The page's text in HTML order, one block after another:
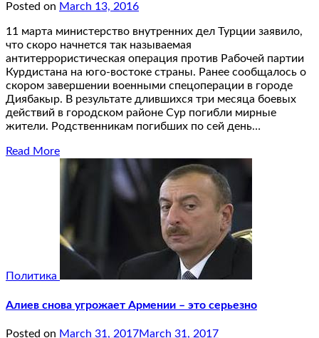
Posted on March 13, 2016
11 марта министерство внутренних дел Турции заявило,
что скоро начнется так называемая
антитеррористическая операция против Рабочей партии
Курдистана на юго-востоке страны. Ранее сообщалось о
скором завершении военными спецоперации в городе
Диябакыр. В результате длившихся три месяца боевых
действий в городском районе Сур погибли мирные
жители. Родственникам погибших по сей день…
Read More
Политика
Алиев снова угрожает Армении – это серьезно
Posted on March 31, 2017March 31, 2017